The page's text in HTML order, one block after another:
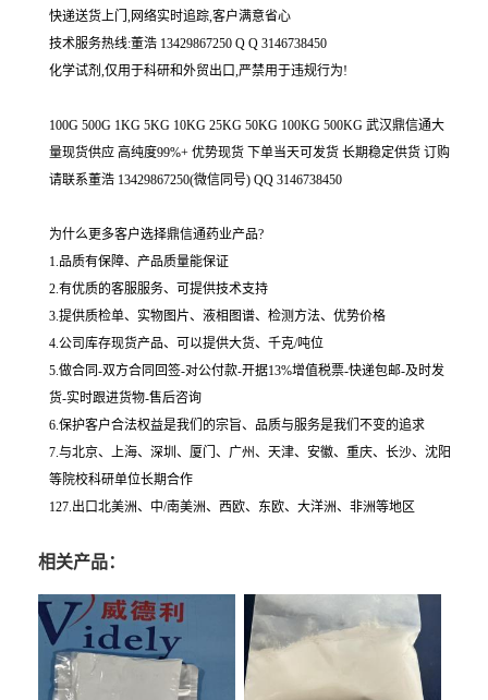
快递送货上门,网络实时追踪,客户满意省心
技术服务热线:董浩 13429867250 Q Q 3146738450
化学试剂,仅用于科研和外贸出口,严禁用于违规行为!
100G 500G 1KG 5KG 10KG 25KG 50KG 100KG 500KG 武汉鼎信通大
量现货供应 高纯度99%+ 优势现货 下单当天可发货 长期稳定供货 订购
请联系董浩 13429867250(微信同号) QQ 3146738450
为什么更多客户选择鼎信通药业产品?
1.品质有保障、产品质量能保证
2.有优质的客服服务、可提供技术支持
3.提供质检单、实物图片、液相图谱、检测方法、优势价格
4.公司库存现货产品、可以提供大货、千克/吨位
5.做合同-双方合同回签-对公付款-开据13%增值税票-快递包邮-及时发
货-实时跟进货物-售后咨询
6.保护客户合法权益是我们的宗旨、品质与服务是我们不变的追求
7.与北京、上海、深圳、厦门、广州、天津、安徽、重庆、长沙、沈阳
等院校科研单位长期合作
127.出口北美洲、中/南美洲、西欧、东欧、大洋洲、非洲等地区
相关产品：